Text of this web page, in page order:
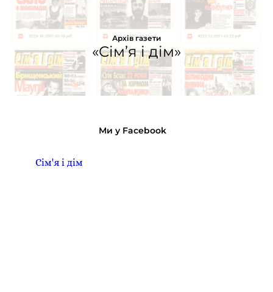
Архів газети
«Сім’я і дім»
Ми у Facebook
Сім'я і дім